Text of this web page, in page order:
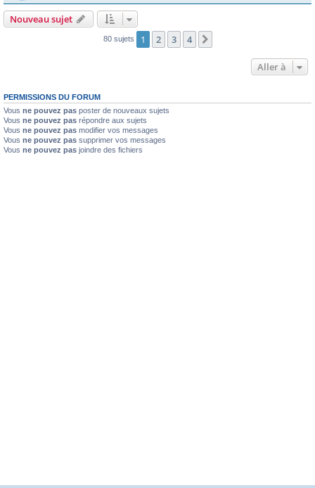
Nouveau sujet
80 sujets 1 2 3 4
Aller à
PERMISSIONS DU FORUM
Vous ne pouvez pas poster de nouveaux sujets
Vous ne pouvez pas répondre aux sujets
Vous ne pouvez pas modifier vos messages
Vous ne pouvez pas supprimer vos messages
Vous ne pouvez pas joindre des fichiers